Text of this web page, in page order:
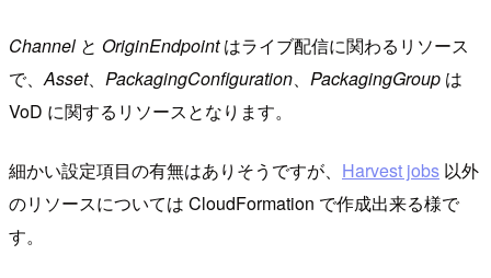
Channel と OriginEndpointはライブ配信に関わるリソース
で、Asset、 PackagingConfiguration、 PackagingGroup は
VoD に関するリソースとなります。
細かい設定項目の有無はありそうですが、 Harvest jobs 以外
のリソースについては CloudFormation で作成出来る様で
す。